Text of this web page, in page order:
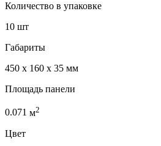
Количество в упаковке
10 шт
Габариты
450 x 160 x 35 мм
Площадь панели
0.071 м2
Цвет